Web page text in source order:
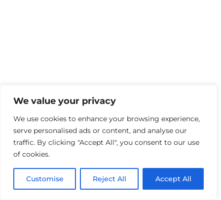
We value your privacy
We use cookies to enhance your browsing experience,
serve personalised ads or content, and analyse our
traffic. By clicking "Accept All", you consent to our use
of cookies.
Customise Reject All Accept All